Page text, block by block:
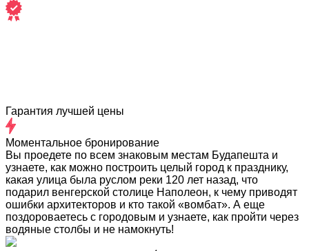
Гарантия лучшей цены
Моментальное бронирование
Вы проедете по всем знаковым местам Будапешта и
узнаете, как можно построить целый город к празднику,
какая улица была руслом реки 120 лет назад, что
подарил венгерской столице Наполеон, к чему приводят
ошибки архитекторов и кто такой «вомбат». А еще
поздороваетесь с городовым и узнаете, как пройти через
водяные столбы и не намокнуть!